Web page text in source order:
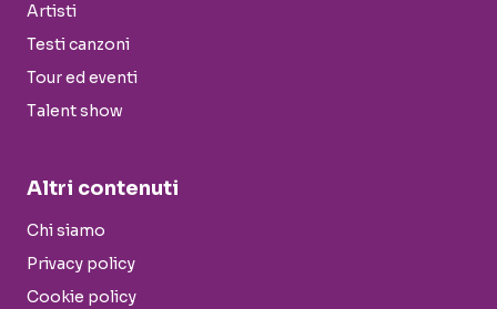
Artisti
Testi canzoni
Tour ed eventi
Talent show
Altri contenuti
Chi siamo
Privacy policy
Cookie policy